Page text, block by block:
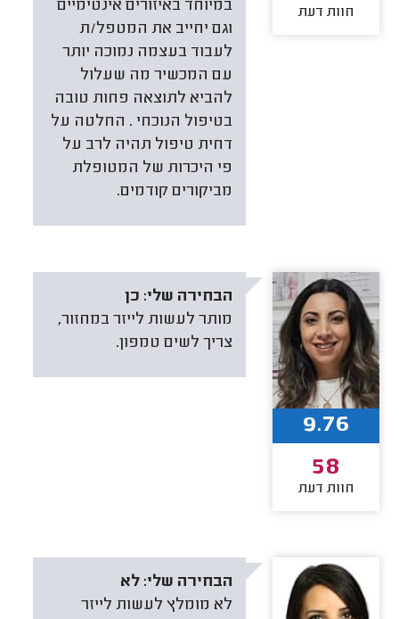
במיוחד באיזורים אינטימיים
וגם יחייב את המטפל/ת
לעבוד בעצמה נמוכה יותר
עם המכשיר מה שעלול
להביא לתוצאה פחות טובה
בטיפול הנוכחי . החלטה על
דחית טיפול תהיה לרב על
פי היכרות של המטופלת
מביקורים קודמים.
חוות דעת
הבחירה שלי: כן
מותר לעשות לייזר במחזור,
צריך לשים טמפון.
9.76
58
חוות דעת
הבחירה שלי: לא
לא מומלץ לעשות לייזר